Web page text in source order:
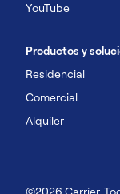
YouTube
Productos y
Residencial
Comercial
Alquiler
©2026 Carrier.